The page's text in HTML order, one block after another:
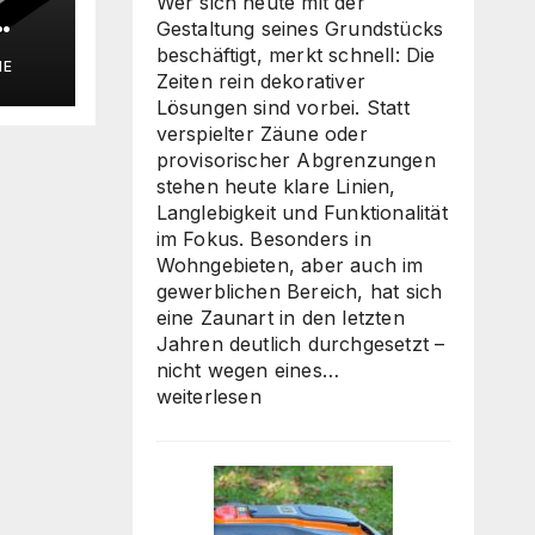
Gestaltung seines Grundstücks
beschäftigt, merkt schnell: Die
Zeiten rein dekorativer
Lösungen sind vorbei. Statt
verspielter Zäune oder
provisorischer Abgrenzungen
stehen heute klare Linien,
Langlebigkeit und Funktionalität
im Fokus. Besonders in
Wohngebieten, aber auch im
gewerblichen Bereich, hat sich
eine Zaunart in den letzten
Jahren deutlich durchgesetzt –
nicht wegen eines…
Linien
wieder
gefragt
weiterlesen